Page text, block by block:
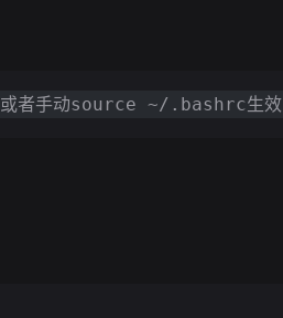
或者手动source ~/.bashrc生效